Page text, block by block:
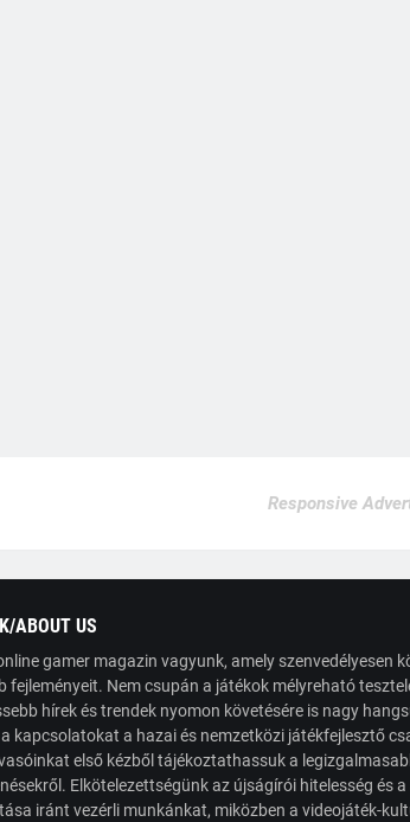
Responsive
ABOUT US
gamer magazin vagyunk, amely szenvedélyesen
fejleményeit. Nem csupán a játékok mélyreható
hírek és trendek nyomon követésére is nagy
kapcsolatokat a hazai és nemzetközi játékfejlesztő
első kézből tájékoztathassuk a
Elkötelezettségünk az újságírói hitelesség és
iránt vezérli munkánkat, miközben a videojáték-